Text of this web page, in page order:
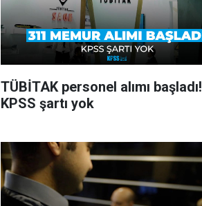
TÜBİTAK personel alımı başladı!
KPSS şartı yok